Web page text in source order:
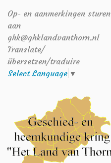
Op- en aanmerkingen sturen
aan
ghk@ghklandvanthorn.nl
Translate/
übersetzen/traduire
Select Language ▼